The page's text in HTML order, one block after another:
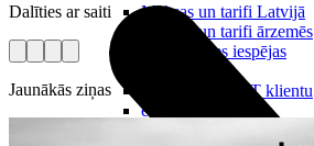
Maksas un tarifi Latvijā
Maksas un tarifi ārzemēs
LMT Kartes iespējas
Kā kļūt par LMT klientu
eSIM tehnoloģija
Dalīties ar saiti
Jaunākās ziņas